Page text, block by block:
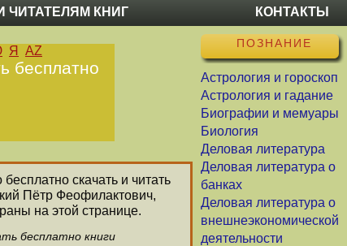
ЧИТАТЕЛЯМ КНИГ КОНТАКТЫ
ПОЗНАНИЕ
Астрология и гороскоп
Астрология и гадание
Биографии и мемуары
Биология
Деловая литература
Деловая литература о
банках
Деловая литература о
внешнеэкономической
деятельности
Я AZ
бесплатно
скачать и читать
Пётр Феофилактович,
на этой странице.
бесплатно книги